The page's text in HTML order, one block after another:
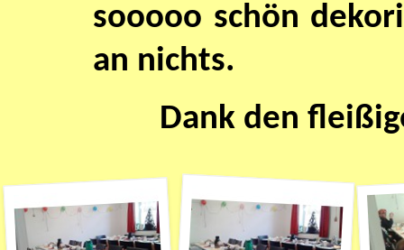
sooooo schön
an nichts.
Dank den